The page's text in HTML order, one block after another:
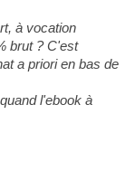
à vocation
brut ? C'est
a priori en bas de
l'ebook à